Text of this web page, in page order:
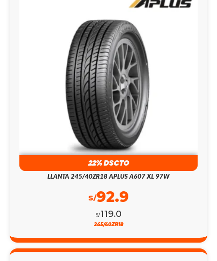
22% DSCTO
LLANTA 245/40ZR18 APLUS A607 XL 97W
S/119.0
S/92.9
245/40ZR18